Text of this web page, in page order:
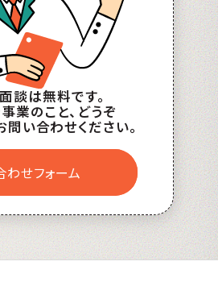
談は無料です。
業のこと、どうぞ
い合わせください。
わせフォーム